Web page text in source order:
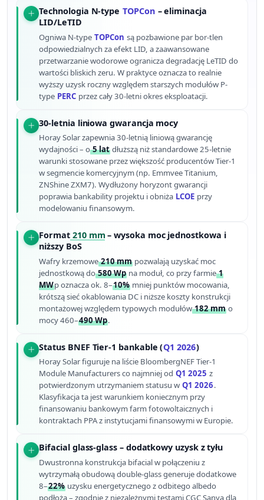
Technologia N-type TOPCon – eliminacja
LID/LeTID
Ogniwa N-type TOPCon są pozbawione par bor-tlen
odpowiedzialnych za efekt LID, a zaawansowane
przetwarzanie wodorowe ogranicza degradację LeTID do
wartości bliskich zeru. W praktyce oznacza to realnie
wyższy uzysk roczny względem starszych modułów P-
type PERC przez cały 30-letni okres eksploatacji.
30-letnia liniowa gwarancja mocy
Horay Solar zapewnia 30-letnią liniową gwarancję
wydajności – o5 lat dłuższą niż standardowe 25-letnie
warunki stosowane przez większość producentów Tier-1
w segmencie komercyjnym (np. Emmvee Titanium,
ZNShine ZXM7). Wydłużony horyzont gwarancji
poprawia bankability projektu i obniża LCOE przy
modelowaniu finansowym.
Format210 mm – wysoka moc jednostkowa i
niższy BoS
Wafry krzemowe210 mm pozwalają uzyskać moc
jednostkową do580 Wp na moduł, co przy farmie1
MWp oznacza ok. 8–10% mniej punktów mocowania,
krótszą sieć okablowania DC i niższe koszty konstrukcji
montażowej względem typowych modułów182 mm o
mocy 460–490 Wp.
Status BNEF Tier-1 bankable (Q1 2026)
Horay Solar figuruje na liście BloombergNEF Tier-1
Module Manufacturers co najmniej od Q1 2025 z
potwierdzonym utrzymaniem statusu w Q1 2026.
Klasyfikacja ta jest warunkiem koniecznym przy
finansowaniu bankowym farm fotowoltaicznych i
kontraktach PPA z instytucjami finansowymi w Europie.
Bifacial glass-glass – dodatkowy uzysk z tyłu
Dwustronna konstrukcja bifacial w połączeniu z
wytrzymałą obudową double-glass generuje dodatkowe
8–22% uzysku energetycznego z odbitego albedo
podłoża – zgodnie z niezależnymi testami CGC Sanya dla